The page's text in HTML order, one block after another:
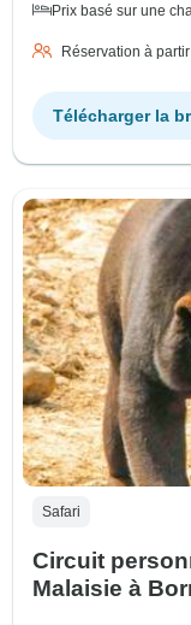
Prix basé sur une
Réservation à
Télécharger la
Safari
Circuit
Malaisie à